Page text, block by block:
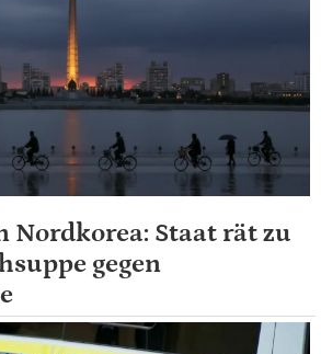
Nordkorea: Staat rät zu
gegen